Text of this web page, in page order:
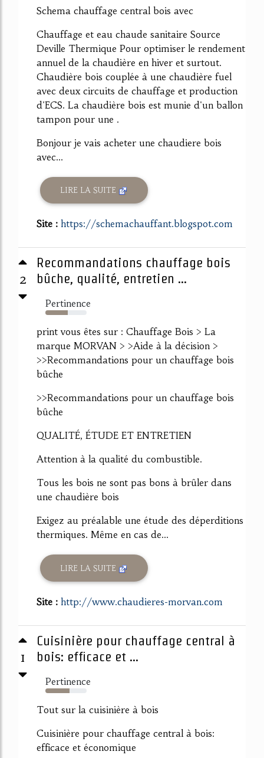
Schema chauffage central bois avec
Chauffage et eau chaude sanitaire Source
Deville Thermique Pour optimiser le rendement
annuel de la chaudière en hiver et surtout.
Chaudière bois couplée à une chaudière fuel
avec deux circuits de chauffage et production
d'ECS. La chaudière bois est munie d'un ballon
tampon pour une .
Bonjour je vais acheter une chaudiere bois
avec...
LIRE LA SUITE
Site : https://schemachauffant.blogspot.com
2
Recommandations chauffage bois
bûche, qualité, entretien ...
Pertinence
54%
print vous êtes sur : Chauffage Bois > La
marque MORVAN > >Aide à la décision >
>>Recommandations pour un chauffage bois
bûche
>>Recommandations pour un chauffage bois
bûche
QUALITÉ, ÉTUDE ET ENTRETIEN
Attention à la qualité du combustible.
Tous les bois ne sont pas bons à brûler dans
une chaudière bois
Exigez au préalable une étude des déperditions
thermiques. Même en cas de...
LIRE LA SUITE
Site : http://www.chaudieres-morvan.com
1
Cuisinière pour chauffage central à
bois: efficace et ...
Pertinence
58%
Tout sur la cuisinière à bois
Cuisinière pour chauffage central à bois:
efficace et économique